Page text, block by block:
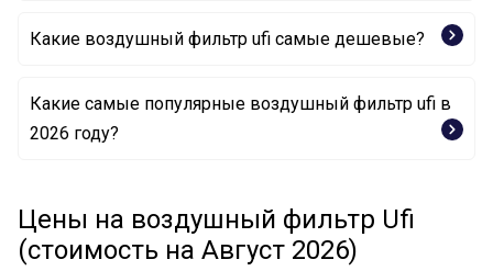
Какие воздушный фильтр ufi самые дешевые?
Воздушный фильтр 27.719.00 UFI
Воздушный фильтр 30.806.00 UFI
Какие самые популярные воздушный фильтр ufi в
2026 году?
Воздушный фильтр 30.107.00 UFI
Воздушный фильтр 30.133.00 UFI
Воздушный фильтр 30.197.00 UFI
Цены на воздушный фильтр Ufi
(стоимость на Август 2026)